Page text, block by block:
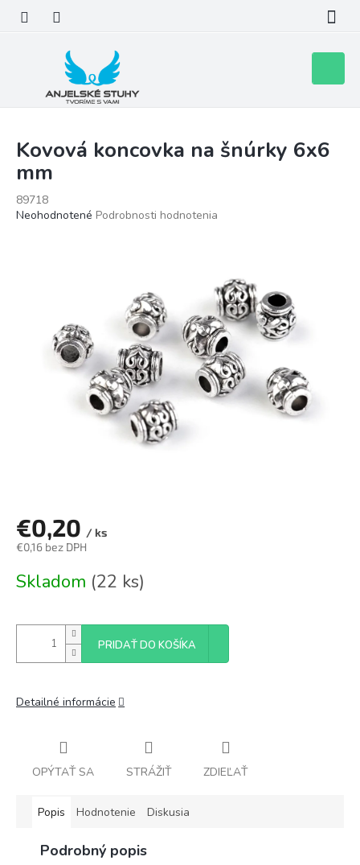
obsah
košík
Kovová koncovka na šnúrky 6x6
mm
89718
Priemerné
hviezdičiek.
Neohodnotené Podrobnosti hodnotenia
€0,20 / ks
€0,16 bez DPH
cena:
Skladom (22 ks)
PRIDAŤ DO KOŠÍKA
Detailné informácie
OPÝTAŤ SA STRÁŽIŤ ZDIEĽAŤ
Popis Hodnotenie Diskusia
Podrobný popis